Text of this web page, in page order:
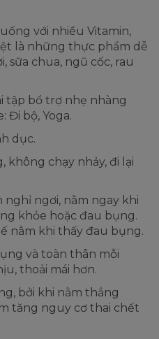
với nhiều Vitamin,
là những thực phẩm dễ
sữa chua, ngũ cốc, rau
tập bổ trợ nhẹ nhàng
Đi bộ, Yoga.
dục.
không chạy nhảy, đi lại
nghỉ ngơi, nằm ngay khi
khỏe hoặc đau bụng.
nằm khi thấy đau bụng.
và toàn thân mỗi
thoải mái hơn.
bởi khi nằm thẳng
tăng nguy cơ thai chết